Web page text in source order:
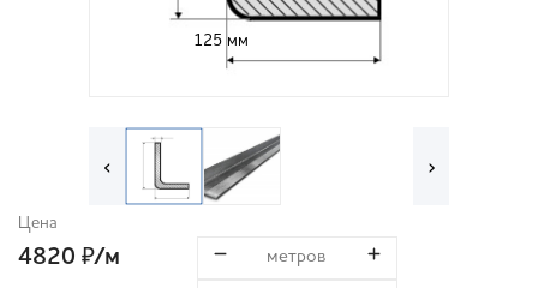
125 мм
‹ ›
Цена
4820 ₽/м